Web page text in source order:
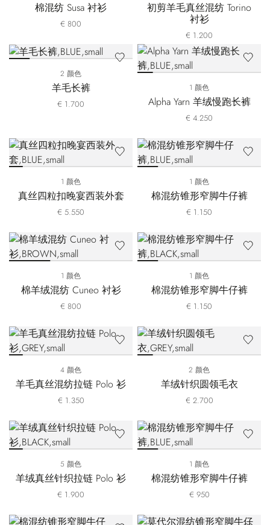
棉混纺 Susa 衬衫
€ 800
初剪羊毛真丝混纺 Torino
衬衫
€ 1.200
2 颜色
羊毛长裤
€ 1.700
1 颜色
Alpha Yarn 羊绒慢跑长裤
€ 4.250
1 颜色
真丝四粒扣晚宴西装外套
€ 5.550
1 颜色
棉混纺锥形窄脚牛仔裤
€ 1.150
1 颜色
棉羊绒混纺 Cuneo 衬衫
€ 800
1 颜色
棉混纺锥形窄脚牛仔裤
€ 1.150
4 颜色
羊毛真丝混纺拉链 Polo 衫
€ 1.350
2 颜色
羊绒针织圆领毛衣
€ 2.700
5 颜色
羊绒真丝针织拉链 Polo 衫
€ 1.900
1 颜色
棉混纺锥形窄脚牛仔裤
€ 950